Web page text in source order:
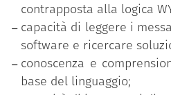
contrapposta alla logica
capacità di leggere i
software e ricercare
conoscenza e
base del linguaggio;